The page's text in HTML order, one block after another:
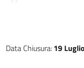
Data Chiusura:19